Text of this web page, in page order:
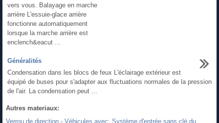
vers vous. Balayage en marche
arrière L'essuie-glace arrière
fonctionne automatiquement
lorsque la marche arrière est
enclench&eacut ...
Généralités
Condensation dans les blocs de feux L'éclairage extérieur est
équipé de buses pour s'adapter aux fluctuations normales de la pression
de l'air. La condensation peut ...
Autres materiaux:
Verrou de direction - Véhicules avec: Système d'entrée sans clé du